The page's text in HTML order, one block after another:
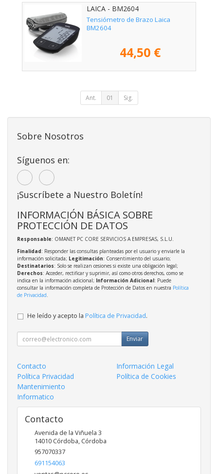
LAICA - BM2604
Tensiómetro de Brazo Laica
BM2604
44,50 €
Ant. 01 Sig.
Sobre Nosotros
Síguenos en:
¡Suscríbete a Nuestro Boletín!
INFORMACIÓN BÁSICA SOBRE
PROTECCIÓN DE DATOS
Responsable: OMANET PC CORE SERVICIOS A EMPRESAS, S.L.U.
Finalidad: Responder las consultas planteadas por el usuario y enviarle la
información solicitada; Legitimación: Consentimiento del usuario;
Destinatarios: Solo se realizan cesiones si existe una obligación legal;
Derechos: Acceder, rectificar y suprimir, así como otros derechos, como se
indica en la información adicional; Información Adicional: Puede
consultar la información completa de Protección de Datos en nuestra Política
de Privacidad.
He leído y acepto la Política de Privacidad.
Enviar
Contacto
Información Legal
Política Privacidad
Política de Cookies
Mantenimiento
Informatico
Contacto
Avenida de la Viñuela 3
14010 Córdoba, Córdoba
957070337
691154063